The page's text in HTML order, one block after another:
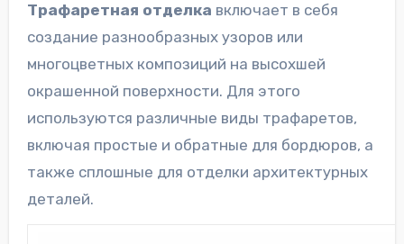
Трафаретная отделка включает в себя
создание разнообразных узоров или
многоцветных композиций на высохшей
окрашенной поверхности. Для этого
используются различные виды трафаретов,
включая простые и обратные для бордюров, а
также сплошные для отделки архитектурных
деталей.